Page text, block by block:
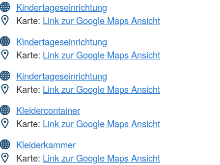
Kindertageseinrichtung
Karte: Link zur Google Maps Ansicht
Kindertageseinrichtung
Karte: Link zur Google Maps Ansicht
Kindertageseinrichtung
Karte: Link zur Google Maps Ansicht
Kleidercontainer
Karte: Link zur Google Maps Ansicht
Kleiderkammer
Karte: Link zur Google Maps Ansicht